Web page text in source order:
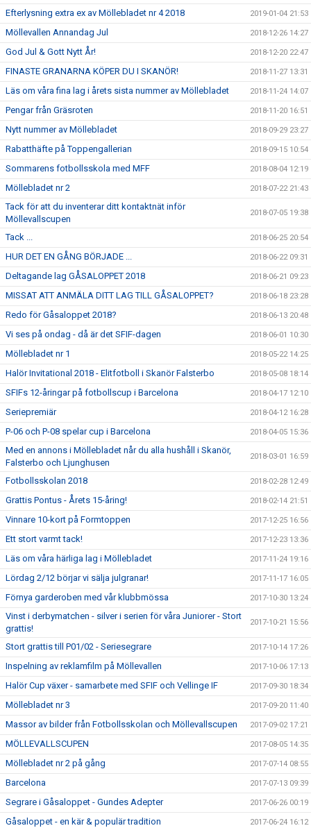
Efterlysning extra ex av Möllebladet nr 4 2018 2019-01-04 21:53
Möllevallen Annandag Jul 2018-12-26 14:27
God Jul & Gott Nytt År! 2018-12-20 22:47
FINASTE GRANARNA KÖPER DU I SKANÖR! 2018-11-27 13:31
Läs om våra fina lag i årets sista nummer av Möllebladet 2018-11-24 14:07
Pengar från Gräsroten 2018-11-20 16:51
Nytt nummer av Möllebladet 2018-09-29 23:27
Rabatthäfte på Toppengallerian 2018-09-15 10:54
Sommarens fotbollsskola med MFF 2018-08-04 12:19
Möllebladet nr 2 2018-07-22 21:43
Tack för att du inventerar ditt kontaktnät inför
Möllevallscupen
2018-07-05 19:38
Tack ... 2018-06-25 20:54
HUR DET EN GÅNG BÖRJADE ... 2018-06-22 09:31
Deltagande lag GÅSALOPPET 2018 2018-06-21 09:23
MISSAT ATT ANMÄLA DITT LAG TILL GÅSALOPPET? 2018-06-18 23:28
Redo för Gåsaloppet 2018? 2018-06-13 20:48
Vi ses på ondag - då är det SFIF-dagen 2018-06-01 10:30
Möllebladet nr 1 2018-05-22 14:25
Halör Invitational 2018 - Elitfotboll i Skanör Falsterbo 2018-05-08 18:14
SFIFs 12-åringar på fotbollscup i Barcelona 2018-04-17 12:10
Seriepremiär 2018-04-12 16:28
P-06 och P-08 spelar cup i Barcelona 2018-04-05 15:36
Med en annons i Möllebladet når du alla hushåll i Skanör,
Falsterbo och Ljunghusen
2018-03-01 16:59
Fotbollsskolan 2018 2018-02-28 12:49
Grattis Pontus - Årets 15-åring! 2018-02-14 21:51
Vinnare 10-kort på Formtoppen 2017-12-25 16:56
Ett stort varmt tack! 2017-12-23 13:36
Läs om våra härliga lag i Möllebladet 2017-11-24 19:16
Lördag 2/12 börjar vi sälja julgranar! 2017-11-17 16:05
Förnya garderoben med vår klubbmössa 2017-10-30 13:24
Vinst i derbymatchen - silver i serien för våra Juniorer - Stort
grattis!
2017-10-21 15:56
Stort grattis till P01/02 - Seriesegrare 2017-10-14 17:26
Inspelning av reklamfilm på Möllevallen 2017-10-06 17:13
Halör Cup växer - samarbete med SFIF och Vellinge IF 2017-09-30 18:34
Möllebladet nr 3 2017-09-20 11:40
Massor av bilder från Fotbollsskolan och Möllevallscupen 2017-09-02 17:21
MÖLLEVALLSCUPEN 2017-08-05 14:35
Möllebladet nr 2 på gång 2017-07-14 08:55
Barcelona 2017-07-13 09:39
Segrare i Gåsaloppet - Gundes Adepter 2017-06-26 00:19
Gåsaloppet - en kär & populär tradition 2017-06-24 16:12